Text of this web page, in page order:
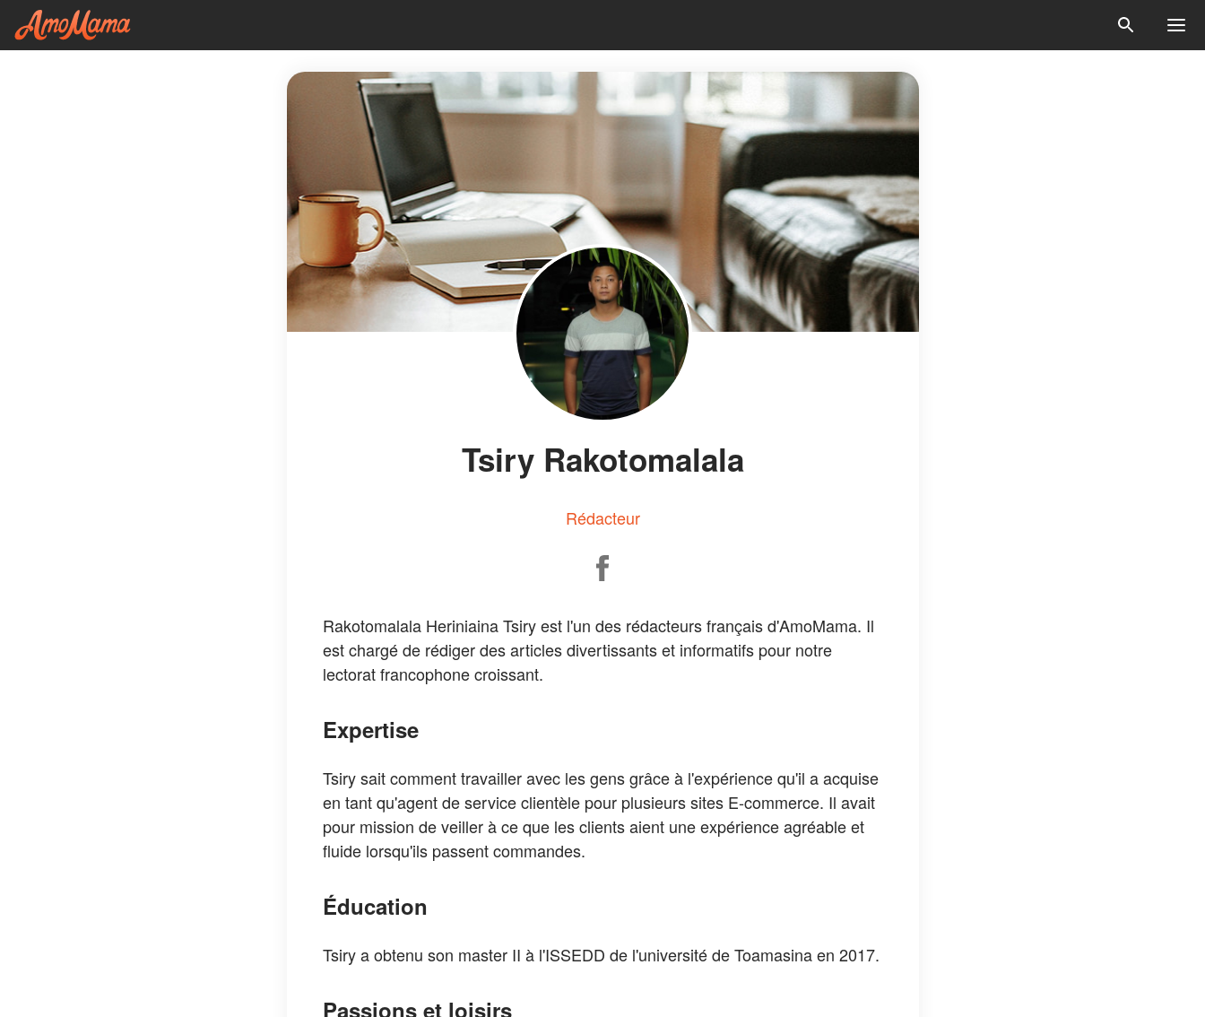
Tsiry Rakotomalala
Rédacteur
Rakotomalala Heriniaina Tsiry est l'un des rédacteurs français d'AmoMama. Il
est chargé de rédiger des articles divertissants et informatifs pour notre
lectorat francophone croissant.
Expertise
Tsiry sait comment travailler avec les gens grâce à l'expérience qu'il a acquise
en tant qu'agent de service clientèle pour plusieurs sites E-commerce. Il avait
pour mission de veiller à ce que les clients aient une expérience agréable et
fluide lorsqu'ils passent commandes.
Éducation
Tsiry a obtenu son master II à l'ISSEDD de l'université de Toamasina en 2017.
Passions et loisirs